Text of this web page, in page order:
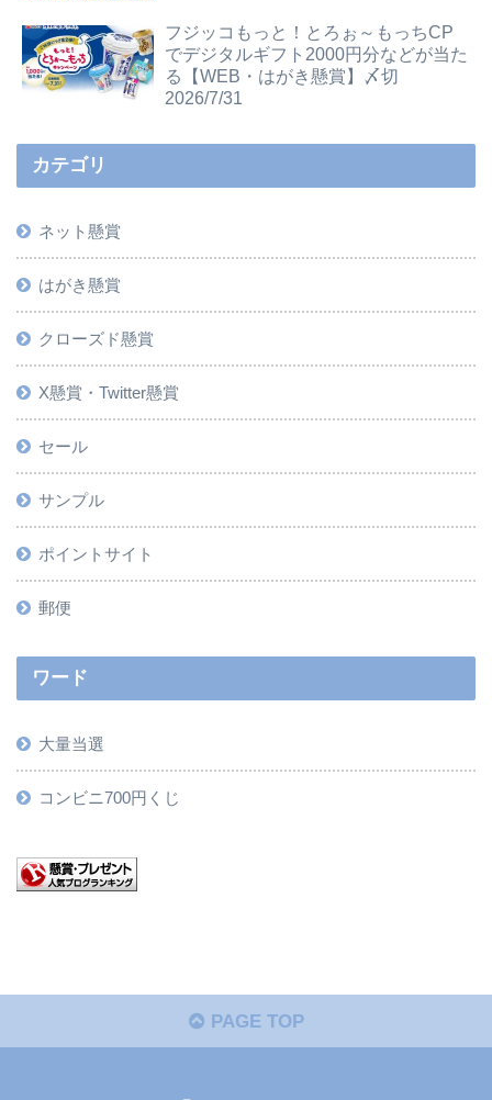
フジッコもっと！とろぉ～もっちCP
でデジタルギフト2000円分などが当た
る【WEB・はがき懸賞】〆切
2026/7/31
カテゴリ
ネット懸賞
はがき懸賞
クローズド懸賞
X懸賞・Twitter懸賞
セール
サンプル
ポイントサイト
郵便
ワード
大量当選
コンビニ700円くじ
PAGE TOP